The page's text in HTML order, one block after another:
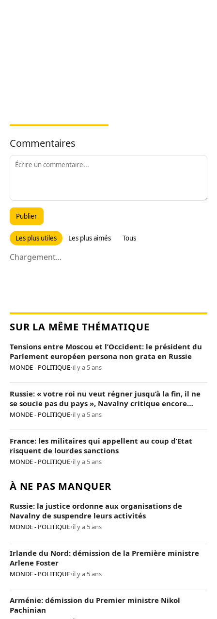
Commentaires
Publier
Les plus utiles Les plus aimés Tous
Chargement...
SUR LA MÊME THÉMATIQUE
Tensions entre Moscou et l’Occident: le président du
Parlement européen persona non grata en Russie
MONDE - POLITIQUE•il y a 5 ans
Russie: « votre roi nu veut régner jusqu’à la fin, il ne
se soucie pas du pays », Navalny critique encore
Poutine
MONDE - POLITIQUE•il y a 5 ans
France: les militaires qui appellent au coup d’Etat
risquent de lourdes sanctions
MONDE - POLITIQUE•il y a 5 ans
À NE PAS MANQUER
Russie: la justice ordonne aux organisations de
Navalny de suspendre leurs activités
MONDE - POLITIQUE•il y a 5 ans
Irlande du Nord: démission de la Première ministre
Arlene Foster
MONDE - POLITIQUE•il y a 5 ans
Arménie: démission du Premier ministre Nikol
Pachinian